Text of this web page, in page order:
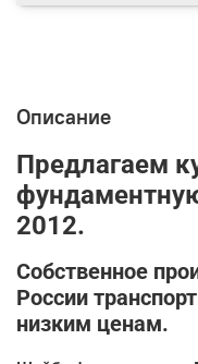
Описание
Предлагаем
2012.
Собственное
России
низким ценам.